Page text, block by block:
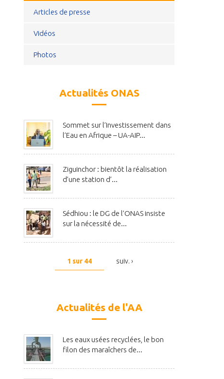
Articles de presse
Vidéos
Photos
Actualités ONAS
Sommet sur l’Investissement dans
l’Eau en Afrique – UA-AIP...
Ziguinchor : bientôt la réalisation
d’une station d’...
Sédhiou : le DG de l’ONAS insiste
sur la nécessité de...
1 sur 44 suiv. ›
Actualités de l'AA
Les eaux usées recyclées, le bon
filon des maraîchers de...